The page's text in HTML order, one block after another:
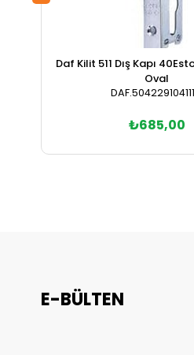
Daf Kilit 511 Dış Kapı
Oval
₺685,00
E-BÜLTEN